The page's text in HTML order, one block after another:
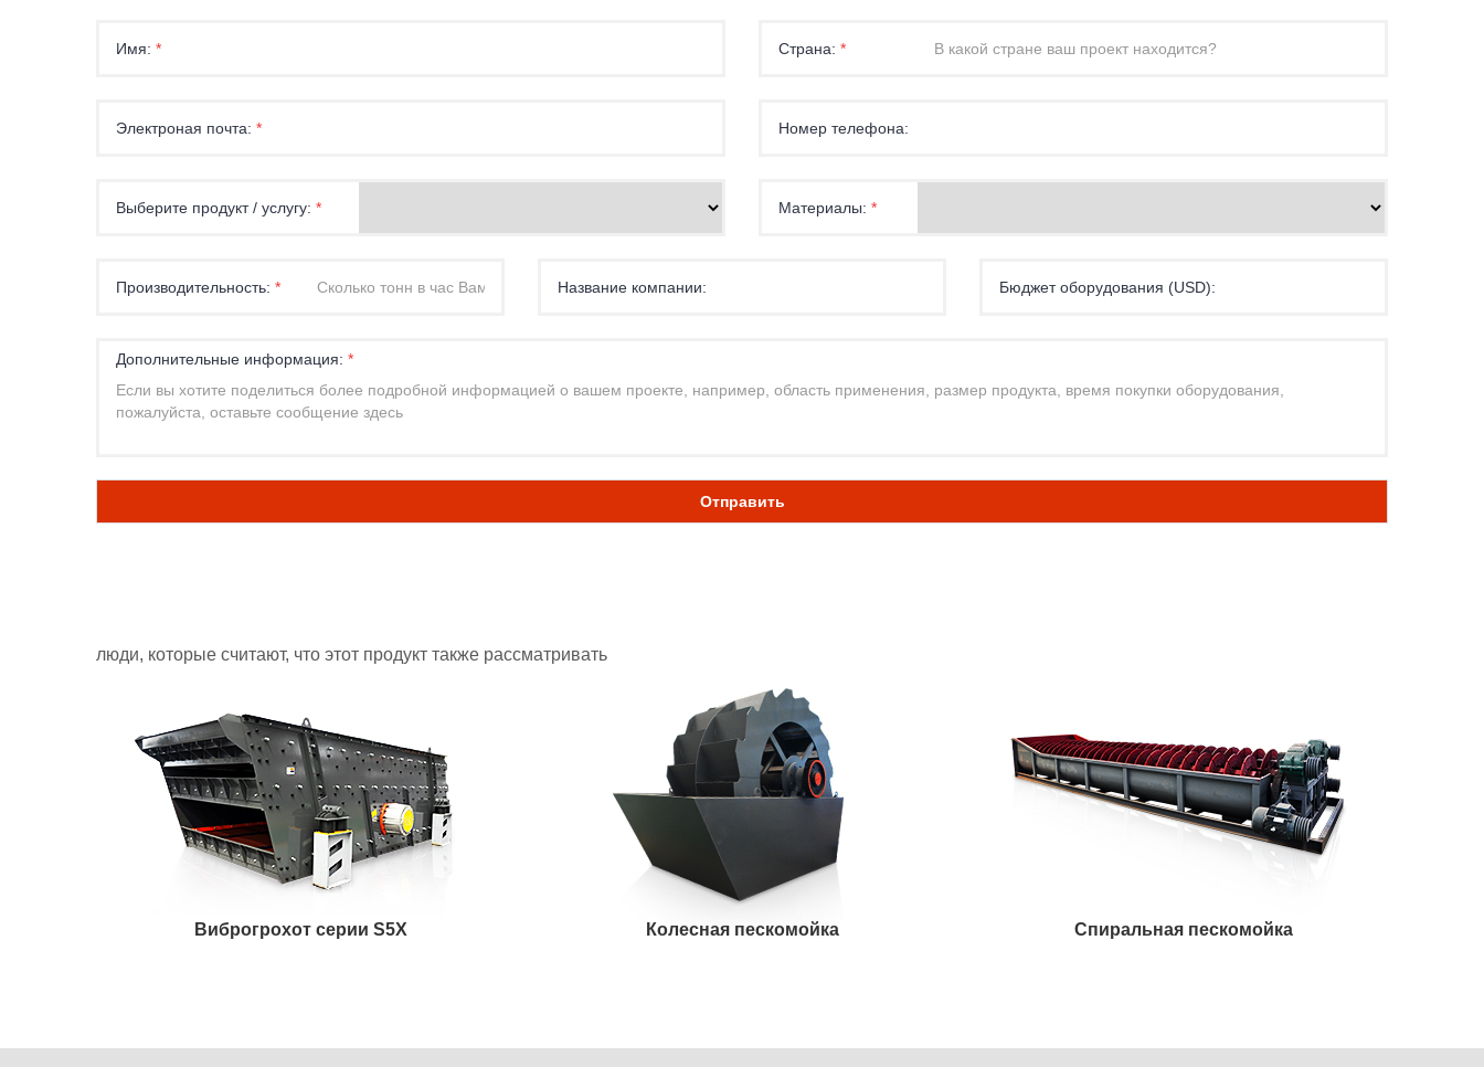
Имя: * Страна: *
Электроная почта: * Номер телефона:
Выберите продукт / услугу: * Материалы: *
Производительность: * Название компании: Бюджет оборудования (USD):
Дополнительные информация: *
Отправить
люди, которые считают, что этот продукт также рассматривать
Виброгрохот серии S5X Колесная пескомойка Спиральная пескомойка